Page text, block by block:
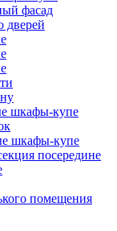
фасад
дверей
шкафы-купе
шкафы-купе
посередине
помещения